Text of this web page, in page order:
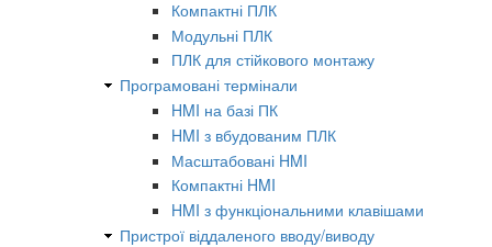
Компактні ПЛК
Модульні ПЛК
ПЛК для стійкового монтажу
Програмовані термінали
HMI на базі ПК
HMI з вбудованим ПЛК
Масштабовані HMI
Компактні HMI
HMI з функціональними клавішами
Пристрої віддаленого вводу/виводу